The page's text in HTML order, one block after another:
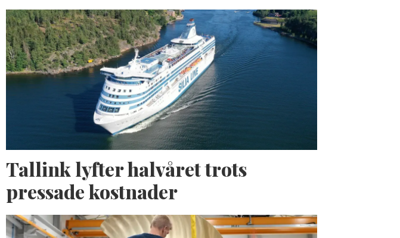
Tallink lyfter halvåret trots
pressade kostnader